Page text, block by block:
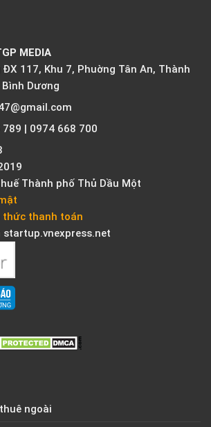
MEDIA
117, Khu 7, Phuờng Tân An, Thành
Dương
| 0974 668 700
Thành phố Thủ Dầu Một
thức thanh toán
startup.vnexpress.net
ngoài